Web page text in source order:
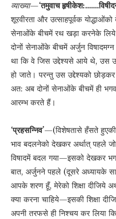
व्याख्या—‘तमुवाच
शूरवीरता और उत्साहपूर्वक
सेनाओंके बीचमें रथ खड़ा करनेके लिये
दोनों सेनाओंके बीचमें अर्जुन
था कि वे जिस उद्देश्यसे आये थे, उस
हो जाते। परन्तु उस उद्देश्यको
अत: अब दोनों सेनाओंके बीचमें ही
आरम्भ करते हैं।
‘प्रहसन्निव’—(विशेषतासे हँसते हुएकी
भाव बदलनेको देखकर अर्थात् पहले
विषादमें बदल गया—इसको देखकर
बात, अर्जुनने पहले (दूसरे अध्यायके
आपके शरण हूँ, मेरेको शिक्षा दीजिये
क्या करना चाहिये—इसकी शिक्षा
अपनी तरफसे ही निश्चय कर लिया